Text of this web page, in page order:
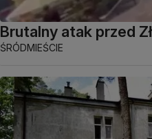
Brutalny atak przed
ŚRÓDMIEŚCIE